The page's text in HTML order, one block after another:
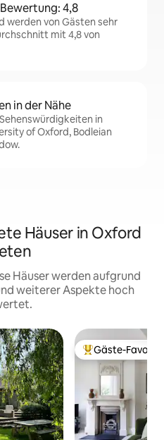
4,8
werden von Gästen sehr
mit 4,8 von
in der Nähe
in
of Oxford, Bodleian
Häuser in Oxford
Häuser werden aufgrund
weiterer Aspekte hoch
Beliebter Gäste-
Gäste-Favorit